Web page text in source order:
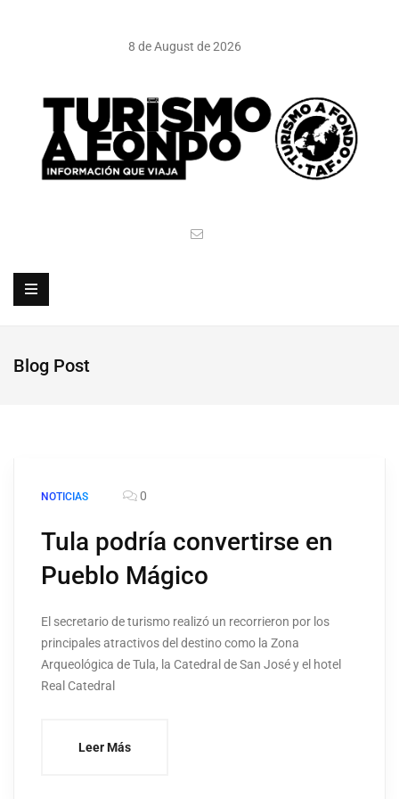
8 de August de 2026
Blog Post
NOTICIAS 0
Tula podría convertirse en
Pueblo Mágico
El secretario de turismo realizó un recorrieron por los
principales atractivos del destino como la Zona
Arqueológica de Tula, la Catedral de San José y el hotel
Real Catedral
Leer Más